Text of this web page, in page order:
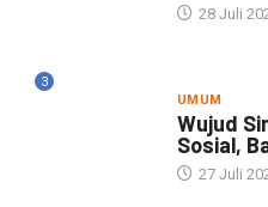
28 Juli
3
UMUM
Wujud
Sosial,
27 Juli